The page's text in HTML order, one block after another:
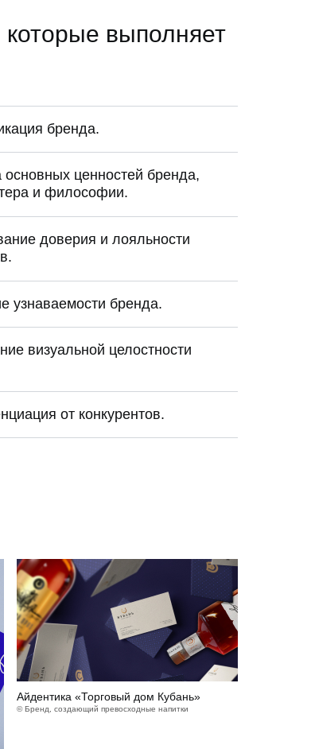
выполняет
бренда.
ценностей бренда,
и философии.
доверия и лояльности
узнаваемости бренда.
визуальной целостности
от конкурентов.
Айдентика «Торговый дом Кубань»
© Бренд, создающий превосходные напитки